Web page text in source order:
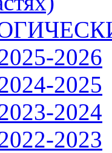
2026
2025
2024
2023